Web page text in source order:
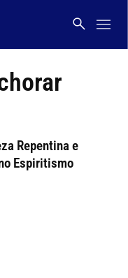
Repentina e
Espiritismo